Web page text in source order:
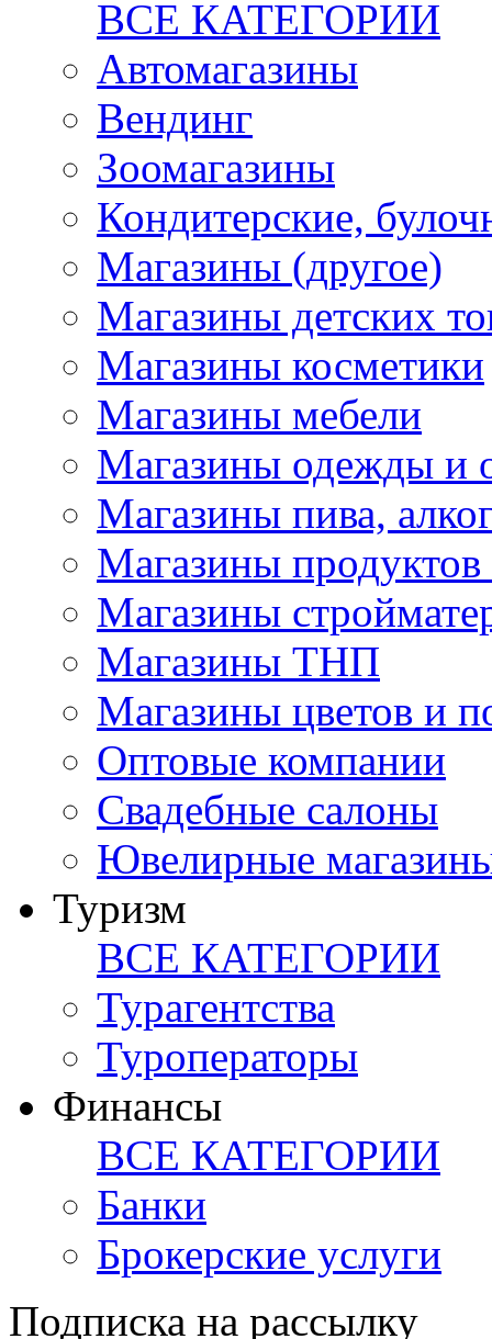
ВСЕ КАТЕГОРИИ
Автомагазины
Вендинг
Зоомагазины
Кондитерские,
Магазины (другое)
Магазины детских
Магазины косметики
Магазины мебели
Магазины одежды и
Магазины пива,
Магазины продуктов
Магазины
Магазины ТНП
Магазины цветов и
Оптовые компании
Свадебные салоны
Ювелирные
Туризм
ВСЕ КАТЕГОРИИ
Турагентства
Туроператоры
Финансы
ВСЕ КАТЕГОРИИ
Банки
Брокерские услуги
Подписка на рассылку